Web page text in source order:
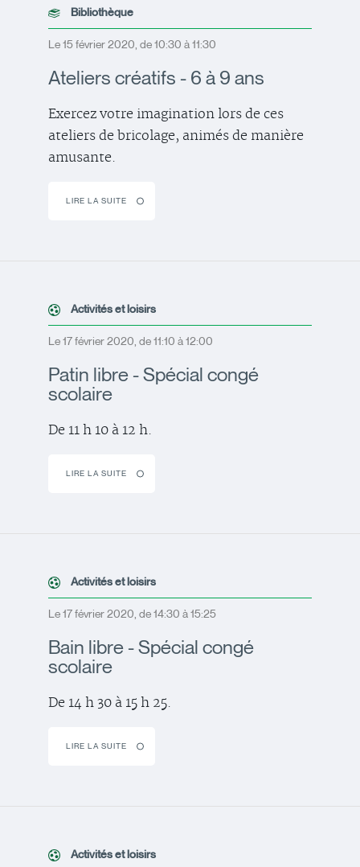
Bibliothèque
Le 15 février 2020, de 10:30 à 11:30
Ateliers créatifs - 6 à 9 ans
Exercez votre imagination lors de ces
ateliers de bricolage, animés de manière
amusante.
LIRE LA SUITE
Activités et loisirs
Le 17 février 2020, de 11:10 à 12:00
Patin libre - Spécial congé
scolaire
De 11 h 10 à 12 h.
LIRE LA SUITE
Activités et loisirs
Le 17 février 2020, de 14:30 à 15:25
Bain libre - Spécial congé
scolaire
De 14 h 30 à 15 h 25.
LIRE LA SUITE
Activités et loisirs